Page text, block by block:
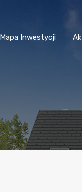
Mapa Inwestycji